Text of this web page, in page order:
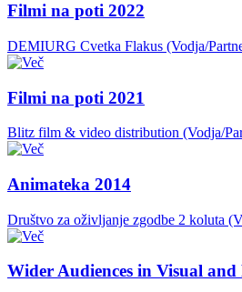
Filmi na poti 2022
DEMIURG Cvetka Flakus (Vodja/
Filmi na poti 2021
Blitz film & video distribution (Vodja/
Animateka 2014
Društvo za oživljanje zgodbe 2 koluta
Wider Audiences in Visual